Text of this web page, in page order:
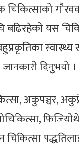
चिकित्साको
बढिरहेको यस
दिनुुभयो ।
अकुपञ्चर,
चिकित्सा